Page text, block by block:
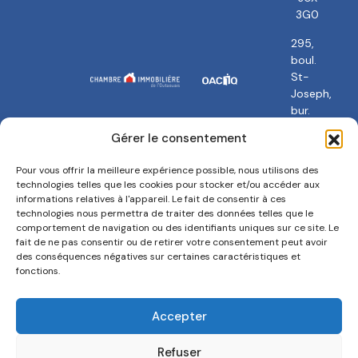
Gérer le consentement
Pour vous offrir la meilleure expérience possible, nous utilisons des
technologies telles que les cookies pour stocker et/ou accéder aux
informations relatives à l'appareil. Le fait de consentir à ces
technologies nous permettra de traiter des données telles que le
comportement de navigation ou des identifiants uniques sur ce site. Le
fait de ne pas consentir ou de retirer votre consentement peut avoir
des conséquences négatives sur certaines caractéristiques et
fonctions.
Accepter
Refuser
3G0
295,
boul.
St-
Joseph,
bur.
Gatineau,
J8Y
Politique de confidentialité Termes et conditions
Politique de cookies